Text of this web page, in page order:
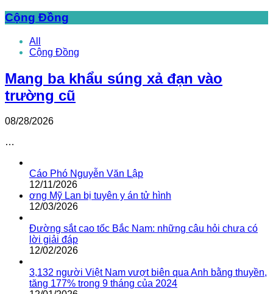
Cộng Đồng
All
Cộng Đồng
Mang ba khẩu súng xả đạn vào
trường cũ
08/28/2026
…
Cáo Phó Nguyễn Văn Lập
12/11/2026
ơng Mỹ Lan bị tuyên y án tử hình
12/03/2026
Đường sắt cao tốc Bắc Nam: những câu hỏi chưa có
lời giải đáp
12/02/2026
3,132 người Việt Nam vượt biên qua Anh bằng thuyền,
tăng 177% trong 9 tháng của 2024